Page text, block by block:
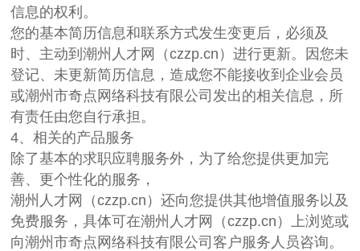
信息的权利。
您的基本简历信息和联系方式发生变更后，必须及
时、主动到潮州人才网（czzp.cn）进行更新。因您未
登记、未更新简历信息，造成您不能接收到企业会员
或潮州市奇点网络科技有限公司发出的相关信息，所
有责任由您自行承担。
4、相关的产品服务
除了基本的求职应聘服务外，为了给您提供更加完
善、更个性化的服务，
潮州人才网（czzp.cn）还向您提供其他增值服务以及
免费服务，具体可在潮州人才网（czzp.cn）上浏览或
向潮州市奇点网络科技有限公司客户服务人员咨询。